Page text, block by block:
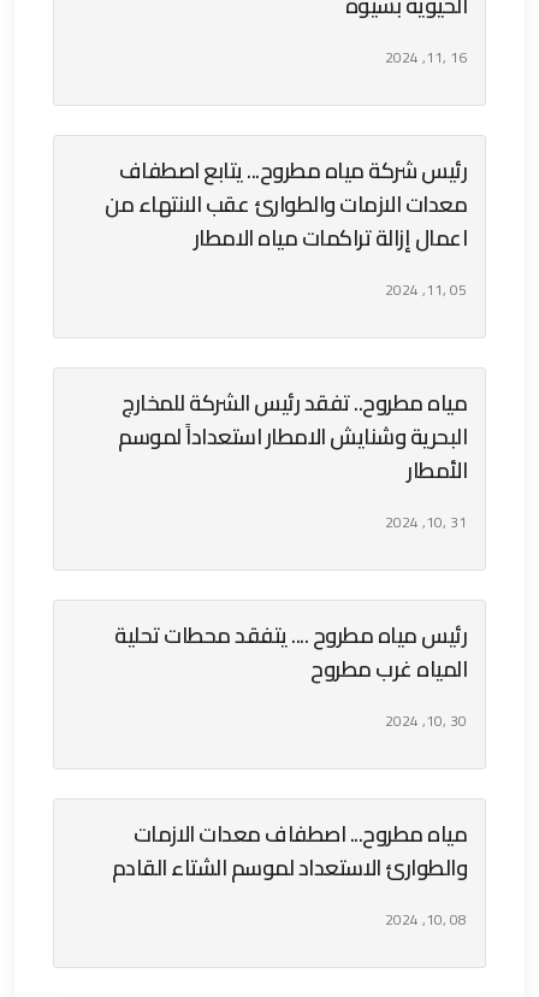
16 ,11, 2024
رئيس شركة مياه مطروح... يتابع اصطفاف
معدات الازمات والطوارئ عقب الانتهاء من
اعمال إزالة تراكمات مياه الامطار
05 ,11, 2024
مياه مطروح.. تفقد رئيس الشركة للمخارج
البحرية وشنايش الامطار استعداداً لموسم
الأمطار
31 ,10, 2024
رئيس مياه مطروح .... يتفقد محطات تحلية
المياه غرب مطروح
30 ,10, 2024
مياه مطروح... اصطفاف معدات الازمات
والطوارئ الاستعداد لموسم الشتاء القادم
08 ,10, 2024